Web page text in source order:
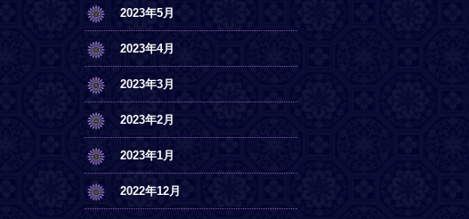
2023年5月
2023年4月
2023年3月
2023年2月
2023年1月
2022年12月